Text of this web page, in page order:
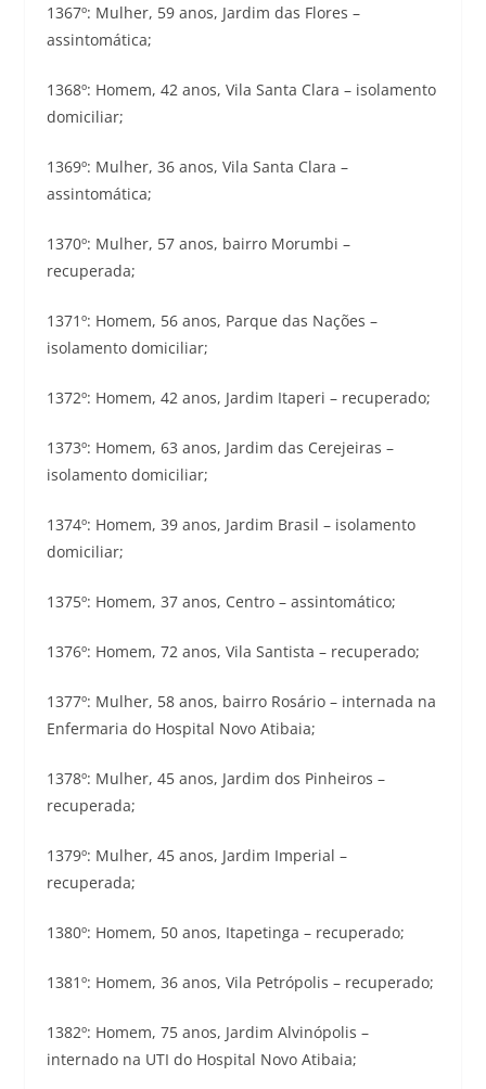
1367º: Mulher, 59 anos, Jardim das Flores –
assintomática;
1368º: Homem, 42 anos, Vila Santa Clara – isolamento
domiciliar;
1369º: Mulher, 36 anos, Vila Santa Clara –
assintomática;
1370º: Mulher, 57 anos, bairro Morumbi –
recuperada;
1371º: Homem, 56 anos, Parque das Nações –
isolamento domiciliar;
1372º: Homem, 42 anos, Jardim Itaperi – recuperado;
1373º: Homem, 63 anos, Jardim das Cerejeiras –
isolamento domiciliar;
1374º: Homem, 39 anos, Jardim Brasil – isolamento
domiciliar;
1375º: Homem, 37 anos, Centro – assintomático;
1376º: Homem, 72 anos, Vila Santista – recuperado;
1377º: Mulher, 58 anos, bairro Rosário – internada na
Enfermaria do Hospital Novo Atibaia;
1378º: Mulher, 45 anos, Jardim dos Pinheiros –
recuperada;
1379º: Mulher, 45 anos, Jardim Imperial –
recuperada;
1380º: Homem, 50 anos, Itapetinga – recuperado;
1381º: Homem, 36 anos, Vila Petrópolis – recuperado;
1382º: Homem, 75 anos, Jardim Alvinópolis –
internado na UTI do Hospital Novo Atibaia;